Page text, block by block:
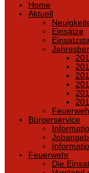
Home
Aktuell
Einsätze
Bürgerservice
Feuerwehr
Die